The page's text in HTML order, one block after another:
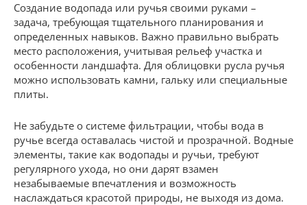
Создание водопада или ручья своими руками –
задача, требующая тщательного планирования и
определенных навыков. Важно правильно выбрать
место расположения, учитывая рельеф участка и
особенности ландшафта. Для облицовки русла ручья
можно использовать камни, гальку или специальные
плиты.
Не забудьте о системе фильтрации, чтобы вода в
ручье всегда оставалась чистой и прозрачной. Водные
элементы, такие как водопады и ручьи, требуют
регулярного ухода, но они дарят взамен
незабываемые впечатления и возможность
наслаждаться красотой природы, не выходя из дома.